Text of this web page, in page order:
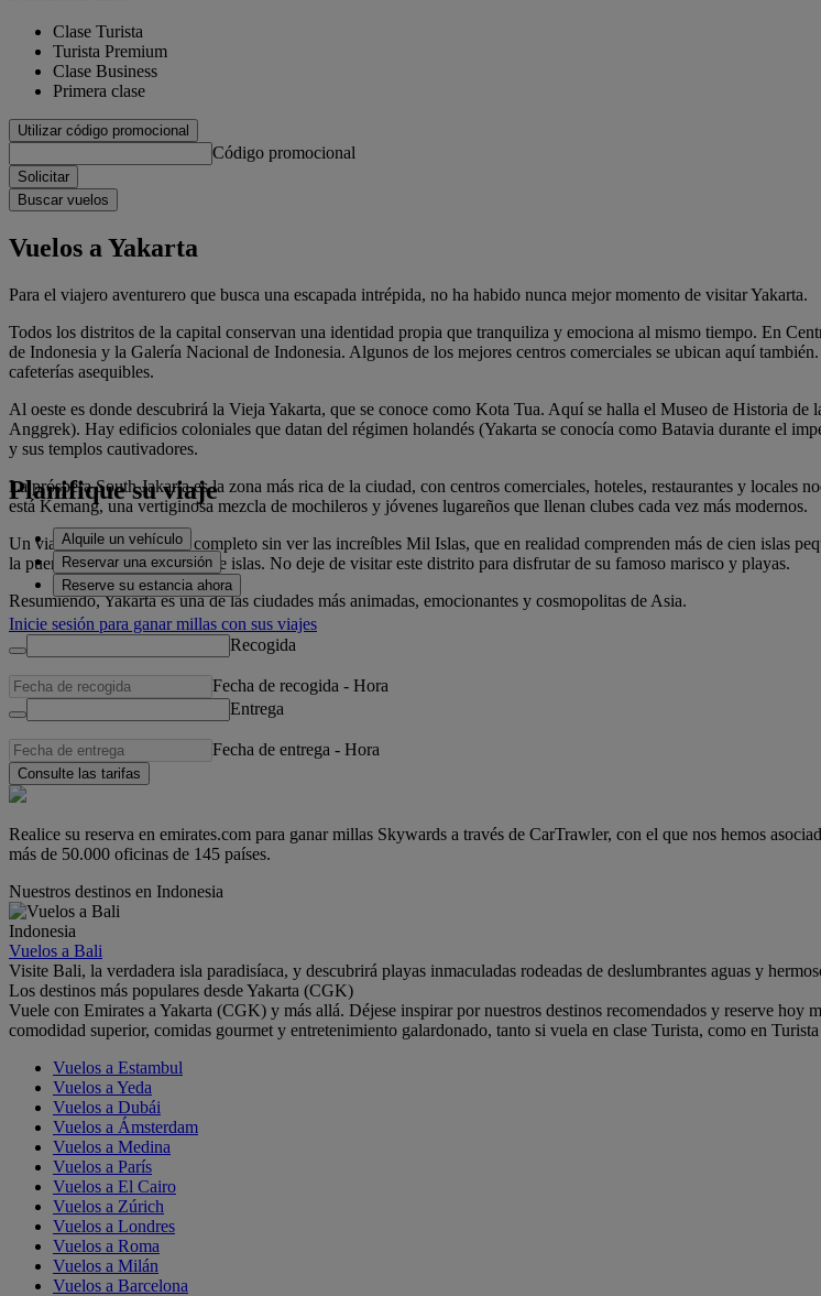
Clase Turista
Turista Premium
Clase Business
Primera clase
Utilizar código promocional
Código promocional
Solicitar
Buscar vuelos
Vuelos a Yakarta
Para el viajero aventurero que busca una escapada intrépida, no ha habido nunca mejor momento de visitar Yakarta.
Todos los distritos de la capital conservan una identidad propia que tranquiliza y emociona al mismo tiempo. En
de Indonesia y la Galería Nacional de Indonesia. Algunos de los mejores centros comerciales se ubican aquí
cafeterías asequibles.
Al oeste es donde descubrirá la Vieja Yakarta, que se conoce como Kota Tua. Aquí se halla el Museo de Historia
Anggrek). Hay edificios coloniales que datan del régimen holandés (Yakarta se conocía como Batavia durante el
y sus templos cautivadores.
La próspera South Jakarta es la zona más rica de la ciudad, con centros comerciales, hoteles, restaurantes y locales
está Kemang, una vertiginosa mezcla de mochileros y jóvenes lugareños que llenan clubes cada vez más modernos.
Un viaje a Yakarta no está completo sin ver las increíbles Mil Islas, que en realidad comprenden más de cien islas
la puerta a esta tremenda red de islas. No deje de visitar este distrito para disfrutar de su famoso marisco y playas.
Resumiendo, Yakarta es una de las ciudades más animadas, emocionantes y cosmopolitas de Asia.
Planifique su viaje
Alquile un vehículo
Reservar una excursión
Reserve su estancia ahora
Inicie sesión para ganar millas con sus viajes
Recogida
Fecha de recogida - Hora
Entrega
Fecha de entrega - Hora
Consulte las tarifas
Realice su reserva en emirates.com para ganar millas Skywards a través de CarTrawler, con el que nos hemos
más de 50.000 oficinas de 145 países.
Nuestros destinos en Indonesia
Indonesia
Vuelos a Bali
Visite Bali, la verdadera isla paradisíaca, y descubrirá playas inmaculadas rodeadas de deslumbrantes aguas y
Los destinos más populares desde Yakarta (CGK)
Vuele con Emirates a Yakarta (CGK) y más allá. Déjese inspirar por nuestros destinos recomendados y reserve
comodidad superior, comidas gourmet y entretenimiento galardonado, tanto si vuela en clase Turista, como en
Vuelos a Estambul
Vuelos a Yeda
Vuelos a Dubái
Vuelos a Ámsterdam
Vuelos a Medina
Vuelos a París
Vuelos a El Cairo
Vuelos a Zúrich
Vuelos a Londres
Vuelos a Roma
Vuelos a Milán
Vuelos a Barcelona